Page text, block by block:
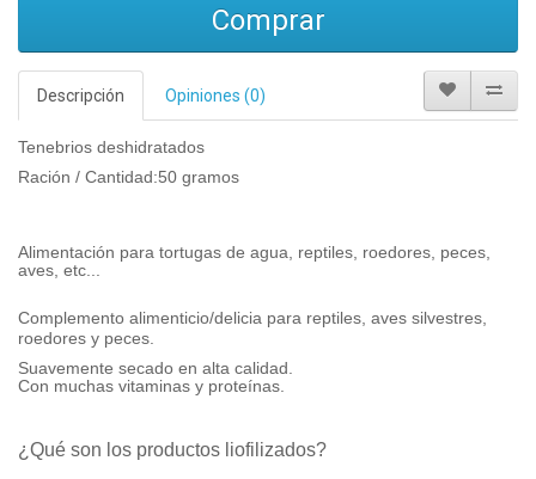
Comprar
Descripción Opiniones (0)
Tenebrios deshidratados
Ración / Cantidad:50 gramos
Alimentación para tortugas de agua, reptiles, roedores, peces,
aves, etc...
Complemento alimenticio/delicia para reptiles, aves silvestres,
roedores y peces.
Suavemente secado en alta calidad.
Con muchas vitaminas y proteínas.
¿Qué son los productos liofilizados?